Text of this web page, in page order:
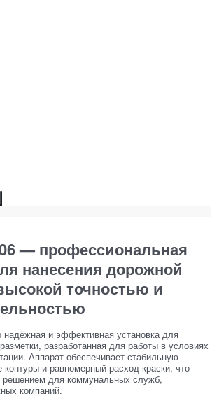
— профессиональная
нанесения дорожной
точностью и
и эффективная установка для
разработанная для работы в условиях
Аппарат обеспечивает стабильную
контуры и равномерный расход краски, что
решением для коммунальных служб,
компаний.